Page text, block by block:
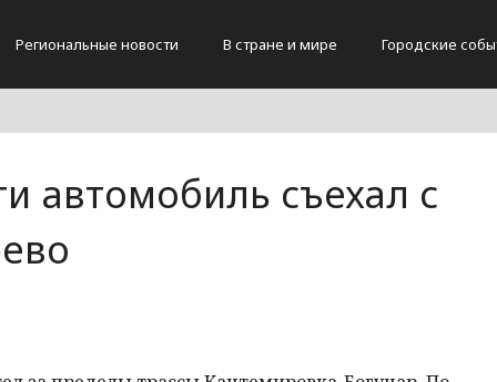
Региональные новости В стране и мире Городские
автомобиль съехал с